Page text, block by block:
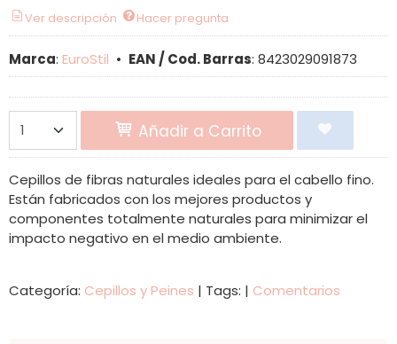
Ver descripción Hacer pregunta
Marca: EuroStil • EAN / Cod. Barras: 8423029091873
Añadir a Carrito
Cepillos de fibras naturales ideales para el cabello fino.
Están fabricados con los mejores productos y
componentes totalmente naturales para minimizar el
impacto negativo en el medio ambiente.
Categoría: Cepillos y Peines | Tags: | Comentarios